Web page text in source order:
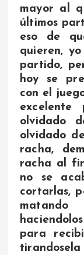
mayor al
últimos
eso de
quieren,
partido,
hoy se
con el
excelente
olvidado
olvidado
racha,
racha al
no se
cortarlas,
para